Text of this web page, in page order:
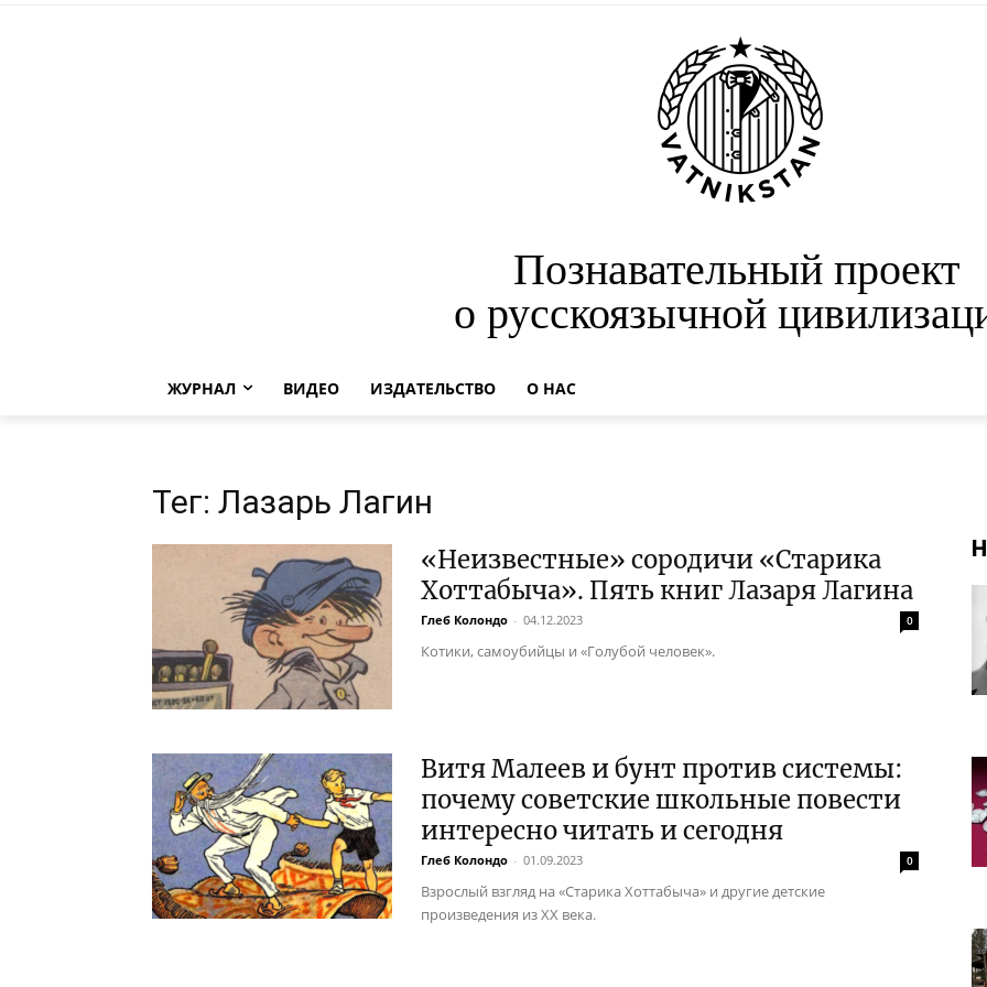
Познавательный проект
о русскоязычной
ЖУРНАЛ ВИДЕО ИЗДАТЕЛЬСТВО О НАС
Тег: Лазарь Лагин
«Неизвестные» сородичи «Старика
Хоттабыча». Пять книг Лазаря Лагина
Глеб Колондо - 04.12.2023 0
Котики, самоубийцы и «Голубой человек».
Витя Малеев и бунт против системы:
почему советские школьные повести
интересно читать и сегодня
Глеб Колондо - 01.09.2023 0
Взрослый взгляд на «Старика Хоттабыча» и другие детские
произведения из ХХ века.